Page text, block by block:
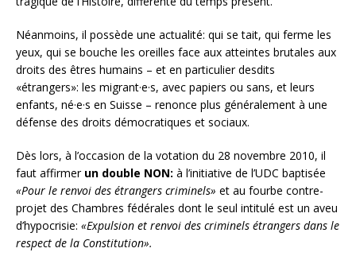
Néanmoins, il possède une actualité: qui se tait, qui ferme les
yeux, qui se bouche les oreilles face aux atteintes brutales aux
droits des êtres humains – et en particulier desdits
«étrangers»: les migrant·e·s, avec papiers ou sans, et leurs
enfants, né·e·s en Suisse – renonce plus généralement à une
défense des droits démocratiques et sociaux.
Dès lors, à l’occasion de la votation du 28 novembre 2010, il
faut affirmer un double NON: à l’initiative de l’UDC baptisée
«Pour le renvoi des étrangers criminels» et au fourbe contre-
projet des Chambres fédérales dont le seul intitulé est un aveu
d’hypocrisie: «Expulsion et renvoi des criminels étrangers dans le
respect de la Constitution».